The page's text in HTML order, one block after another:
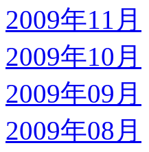
2009年11月
2009年10月
2009年09月
2009年08月